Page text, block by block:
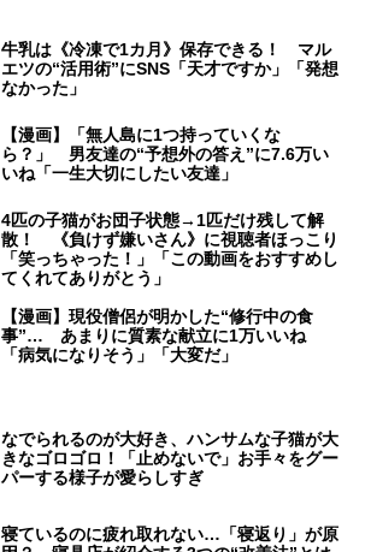
牛乳は《冷凍で1カ月》保存できる！ マル
エツの“活用術”にSNS「天才ですか」「発想
なかった」
【漫画】「無人島に1つ持っていくな
ら？」 男友達の“予想外の答え”に7.6万い
いね「一生大切にしたい友達」
4匹の子猫がお団子状態→1匹だけ残して解
散！ 《負けず嫌いさん》に視聴者ほっこり
「笑っちゃった！」「この動画をおすすめし
てくれてありがとう」
【漫画】現役僧侶が明かした“修行中の食
事”… あまりに質素な献立に1万いいね
「病気になりそう」「大変だ」
なでられるのが大好き、ハンサムな子猫が大
きなゴロゴロ！「止めないで」お手々をグー
パーする様子が愛らしすぎ
寝ているのに疲れ取れない…「寝返り」が原